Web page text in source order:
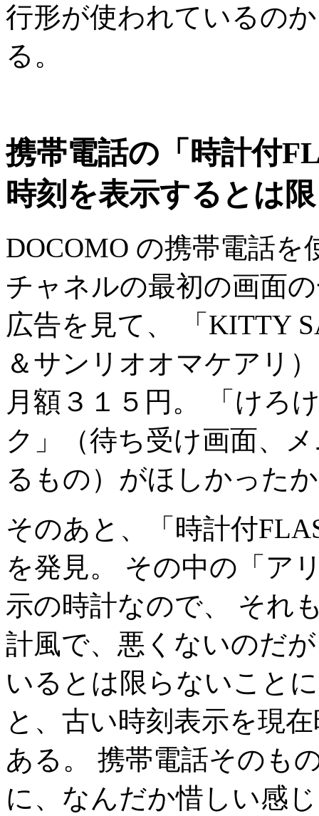
行形が使われているの
る。
携帯電話の「時計付
時刻を表示するとは
DOCOMO の携帯電話
チャネルの最初の画面
広告を見て、 「KITTY
＆サンリオオマケアリ
月額３１５円。 「けろ
ク」（待ち受け画面、
るもの）がほしかった
そのあと、「時計付
を発見。 その中の「ア
示の時計なので、 それ
計風で、悪くないのだ
いるとは限らないこと
と、古い時刻表示を現
ある。 携帯電話そのも
に、なんだか惜しい感